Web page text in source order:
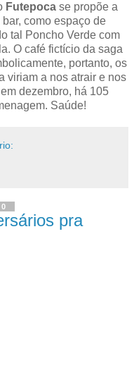
Futepoca se propõe a
bar, como espaço de
tal Poncho Verde com
O café fictício da saga
portanto, os
viriam a nos atrair e nos
dezembro, há 105
Saúde!
pra